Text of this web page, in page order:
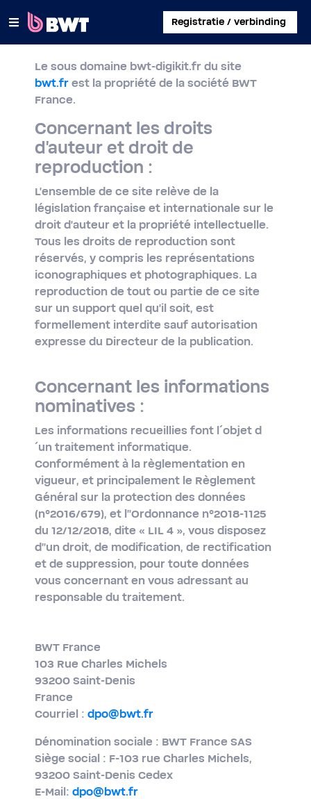
Registratie / verbinding
×
INLOGGEN
EEN KLANTACCOUNT AANMAKEN
EEN KIT ZONDER ACCOUNT REGISTREREN
OVER BWT
CONTACT
Le sous domaine bwt-digikit.fr du site
bwt.fr est la propriété de la société BWT
France.
Concernant les droits
d'auteur et droit de
reproduction :
L'ensemble de ce site relève de la
législation française et internationale sur le
droit d'auteur et la propriété intellectuelle.
Tous les droits de reproduction sont
réservés, y compris les représentations
iconographiques et photographiques. La
reproduction de tout ou partie de ce site
sur un support quel qu'il soit, est
formellement interdite sauf autorisation
expresse du Directeur de la publication.
Concernant les informations
nominatives :
Les informations recueillies font l´objet d
´un traitement informatique.
Conformément à la règlementation en
vigueur, et principalement le Règlement
Général sur la protection des données
(n°2016/679), et l''Ordonnance n°2018-​1125
du 12/12/2018, dite « LIL 4 », vous disposez
d''un droit, de modification, de rectification
et de suppression, pour toute données
vous concernant en vous adressant au
responsable du traitement.
BWT France
103 Rue Charles Michels
93200 Saint-​Denis
France
Courriel : dpo@bwt.fr
Dénomination sociale : BWT France SAS
Siège social : F-103 rue Charles Michels,
93200 Saint-​Denis Cedex
E-​Mail: dpo@bwt.fr